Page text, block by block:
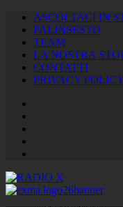
ASCOLTACI IN
PALINSESTO
TEAM
LA NOSTRA
CONTATTI
PRIVACY